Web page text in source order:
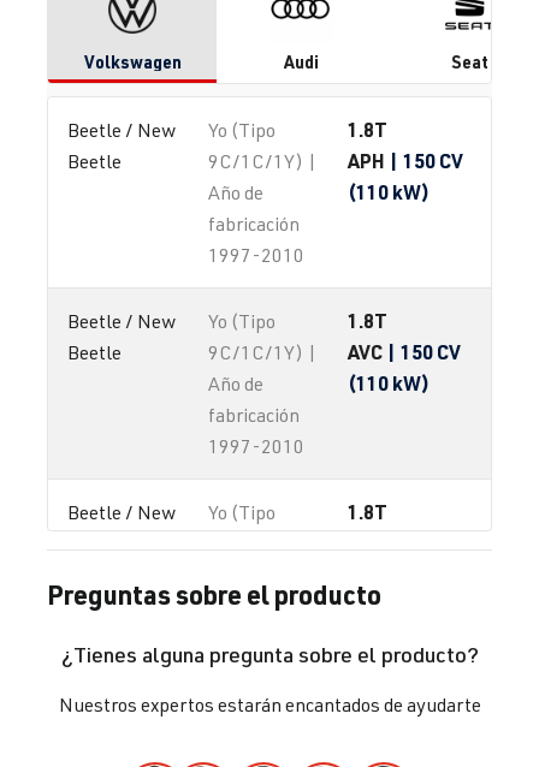
Volkswagen Audi Seat
Beetle / New
Beetle
Yo (Tipo
9C/1C/1Y) |
Año de
fabricación
1997-2010
1.8T
APH | 150 CV
(110 kW)
Beetle / New
Beetle
Yo (Tipo
9C/1C/1Y) |
Año de
fabricación
1997-2010
1.8T
AVC | 150 CV
(110 kW)
Beetle / New
Beetle
Yo (Tipo
9C/1C/1Y) |
fabricación
1.8T
Beetle / New
Yo (Tipo
1.8T
Preguntas sobre el producto
¿Tienes alguna pregunta sobre el producto?
Nuestros expertos estarán encantados de ayudarte